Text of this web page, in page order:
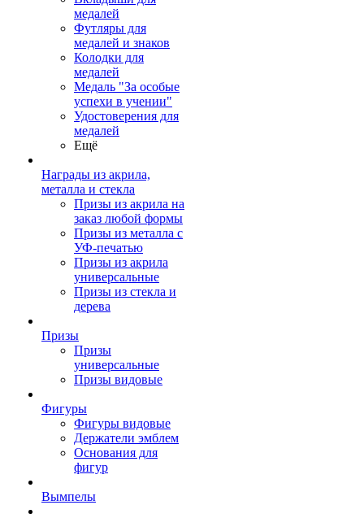
медалей
Футляры для
медалей и знаков
Колодки для
медалей
Медаль "За особые
успехи в учении"
Удостоверения для
медалей
Ещё
Награды из акрила,
металла и стекла
Призы из акрила на
заказ любой формы
Призы из металла с
УФ-печатью
Призы из акрила
универсальные
Призы из стекла и
дерева
Призы
Призы
универсальные
Призы видовые
Фигуры
Фигуры видовые
Держатели эмблем
Основания для
фигур
Вымпелы